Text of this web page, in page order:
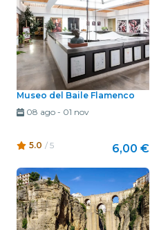
Museo del Baile Flamenco
08 ago- 01 nov
5.0 / 5 6,00 €